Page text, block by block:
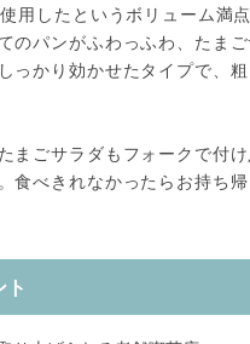
用したというボリューム満
のパンがふわっふわ、たま
っかり効かせたタイプで、
まごサラダもフォークで付
食べきれなかったらお持ち
ト